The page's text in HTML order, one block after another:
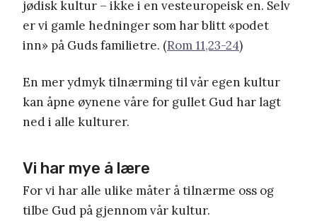
jødisk kultur – ikke i en vesteuropeisk en. Selv
er vi gamle hedninger som har blitt «podet
inn» på Guds familietre. (Rom 11,23-24)
En mer ydmyk tilnærming til vår egen kultur
kan åpne øynene våre for gullet Gud har lagt
ned i alle kulturer.
Vi har mye å lære
For vi har alle ulike måter å tilnærme oss og
tilbe Gud på gjennom vår kultur.